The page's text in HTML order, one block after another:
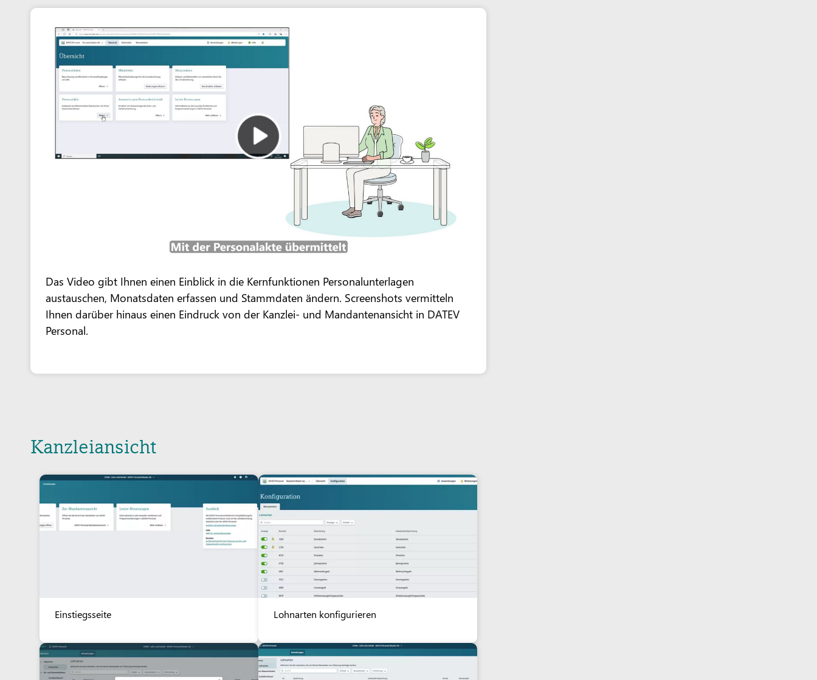
Das Video gibt Ihnen einen Einblick in die Kernfunktionen Personalunterlagen
austauschen, Monatsdaten erfassen und Stammdaten ändern. Screenshots vermitteln
Ihnen darüber hinaus einen Eindruck von der Kanzlei- und Mandantenansicht in DATEV
Personal.
Kanzleiansicht
Einstiegsseite Lohnarten konfigurieren